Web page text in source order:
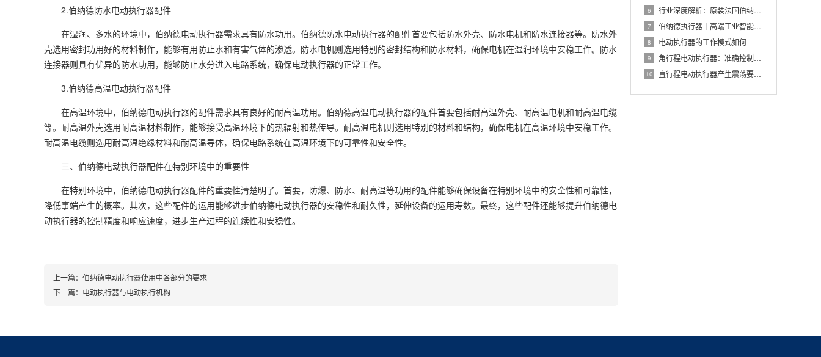
6 行业深度解析：原装法国伯纳德SQ/ST系列全面停产，天津伯纳德实现1:1完美替代
7 伯纳德执行器｜高端工业智能电动执行器技术特点与行业应用解析
8 电动执行器的工作模式如何
9 角行程电动执行器：准确控制角度的电动机械解决方案
10 直行程电动执行器产生震荡要怎么解决？
2.伯纳德防水电动执行器配件
在湿润、多水的环境中， 伯纳德电动执行器需求具有防水功用。 伯纳德防水电动执行器的配件首要包括防水外壳、防水电机和防水连接器等。防水外
壳选用密封功用好的材料制作，能够有用防止水和有害气体的渗透。防水电机则选用特别的密封结构和防水材料，确保电机在湿润环境中安稳工作。防水
连接器则具有优异的防水功用，能够防止水分进入电路系统，确保电动执行器的正常工作。
3.伯纳德高温电动执行器配件
在高温环境中， 伯纳德电动执行器的配件需求具有良好的耐高温功用。 伯纳德高温电动执行器的配件首要包括耐高温外壳、耐高温电机和耐高温电缆
等。耐高温外壳选用耐高温材料制作，能够接受高温环境下的热辐射和热传导。耐高温电机则选用特别的材料和结构，确保电机在高温环境中安稳工作。
耐高温电缆则选用耐高温绝缘材料和耐高温导体，确保电路系统在高温环境下的可靠性和安全性。
三、 伯纳德电动执行器配件在特别环境中的重要性
在特别环境中， 伯纳德电动执行器配件的重要性清楚明了。首要，防爆、防水、耐高温等功用的配件能够确保设备在特别环境中的安全性和可靠性，
降低事端产生的概率。其次，这些配件的运用能够进步伯纳德电动执行器的安稳性和耐久性，延伸设备的运用寿数。最终，这些配件还能够提升伯纳德电
动执行器的控制精度和响应速度，进步生产过程的连续性和安稳性。
上一篇： 伯纳德电动执行器使用中各部分的要求
下一篇： 电动执行器与电动执行机构